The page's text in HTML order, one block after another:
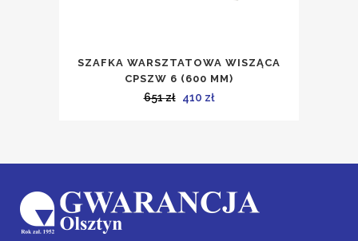
SZAFKA WARSZTATOWA WISZĄCA
CPSZW 6 (600 MM)
651zł Pierwotna
410 złAktualna